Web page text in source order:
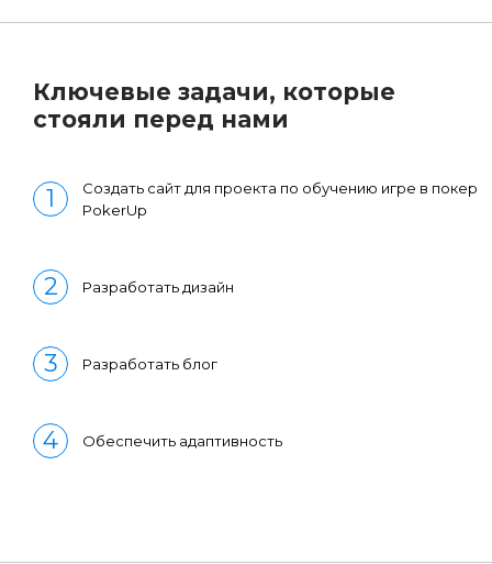
Ключевые задачи, которые
стояли перед нами
Создать сайт для проекта по обучению игре в покер
PokerUp
Разработать дизайн
Разработать блог
Обеспечить адаптивность